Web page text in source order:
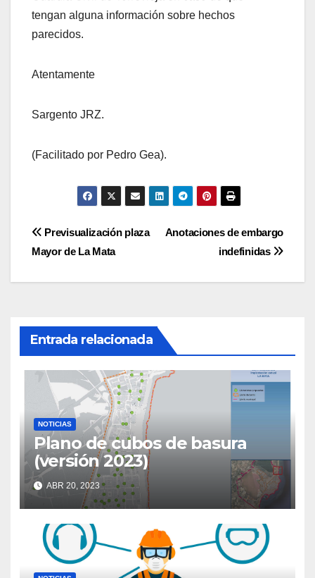
tengan alguna información sobre hechos
parecidos.
Atentamente
Sargento JRZ.
(Facilitado por Pedro Gea).
Navegación
de
Anotaciones de embargo
indefinidas
Previsualización plaza
Mayor de La Mata
Entrada relacionada
NOTICIAS
Plano de cubos de basura
(versión 2023)
ABR 20, 2023